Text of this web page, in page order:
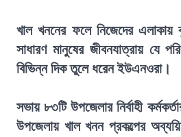
খাল খননের ফলে নিজেদের এলাকায়
সাধারণ মানুষের জীবনযাত্রায় যে
বিভিন্ন দিক তুলে ধরেন ইউএনওরা।
সভায় ৮৩টি উপজেলার নির্বাহী
উপজেলায় খাল খনন প্রকল্পের